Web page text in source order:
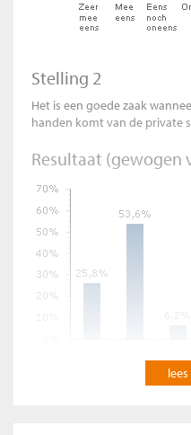
Stelling 2
Het is een goede zaak
handen komt van de private
Resultaat (gewogen